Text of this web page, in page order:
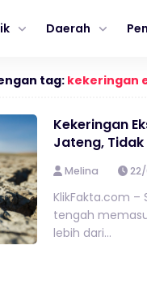
Daerah
tag: kekeringan
Kekeringan
Jateng, Tidak
Melina
KlikFakta.com –
tengah
lebih dari...